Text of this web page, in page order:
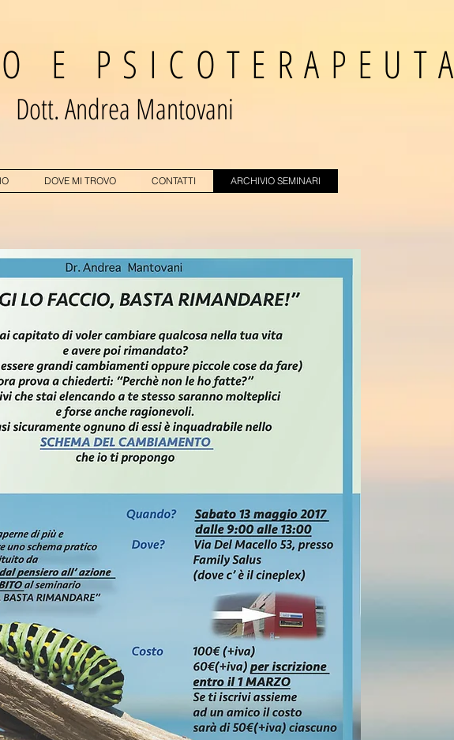
E PSICOTERAPEUTA
Dott. Andrea Mantovani
DOVE MI TROVO CONTATTI ARCHIVIO SEMINARI